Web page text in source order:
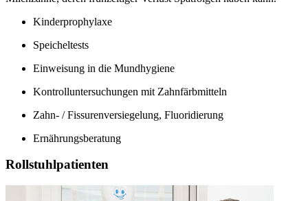
Kinderprophylaxe
Speicheltests
Einweisung in die Mundhygiene
Kontrolluntersuchungen mit Zahnfärbmitteln
Zahn- / Fissurenversiegelung, Fluoridierung
Ernährungsberatung
Rollstuhlpatienten